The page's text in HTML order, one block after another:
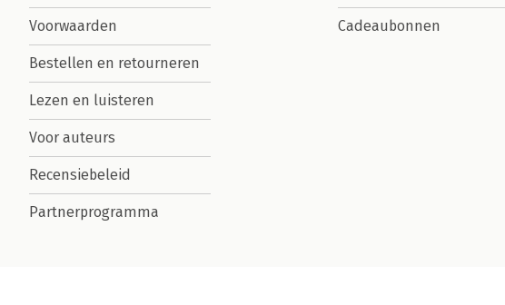
Voorwaarden
Bestellen en retourneren
Lezen en luisteren
Voor auteurs
Recensiebeleid
Partnerprogramma
Cadeaubonnen